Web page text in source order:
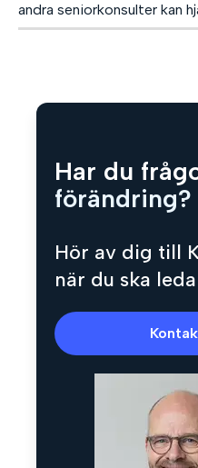
andra seniorkonsulter kan
Har du
förändring?
Hör av dig till
när du ska